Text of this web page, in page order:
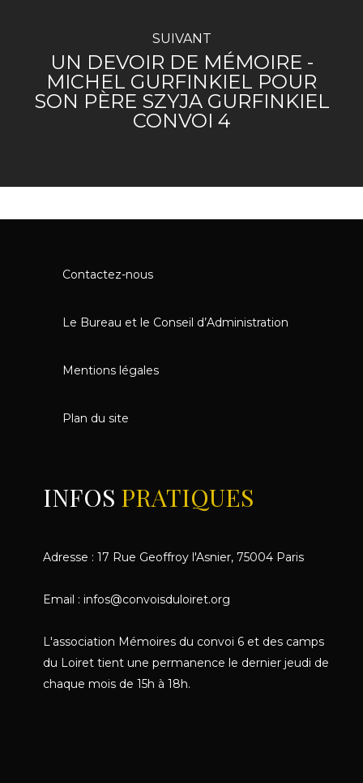
SUIVANT
UN DEVOIR DE MÉMOIRE -
MICHEL GURFINKIEL POUR
SON PÈRE SZYJA GURFINKIEL
CONVOI 4
Contactez-nous
Le Bureau et le Conseil d’Administration
Mentions légales
Plan du site
INFOS PRATIQUES
Adresse : 17 Rue Geoffroy l'Asnier, 75004 Paris
Email : infos@convoisduloiret.org
L'association Mémoires du convoi 6 et des camps
du Loiret tient une permanence le dernier jeudi de
chaque mois de 15h à 18h.